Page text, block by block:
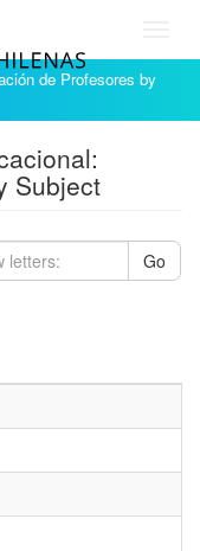
de Profesores by
Subject
Go